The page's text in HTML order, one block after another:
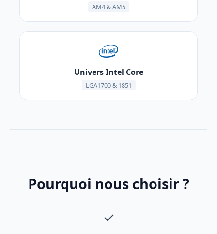
AM4 & AM5
Univers Intel Core
LGA1700 & 1851
Pourquoi nous choisir ?
✓